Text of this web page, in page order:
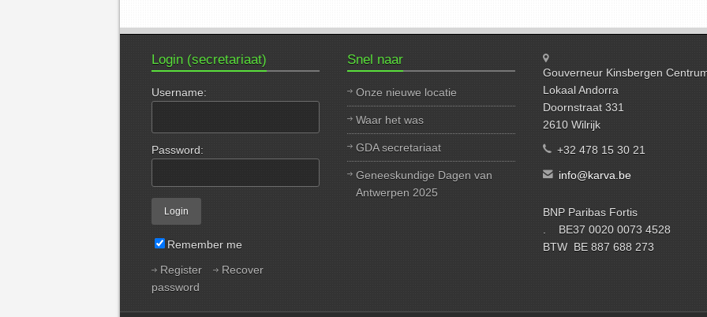
Login (secretariaat)
Username:
Password:
Remember me
Register
Recover
password
Snel naar
Onze nieuwe locatie
Waar het was
GDA secretariaat
Geneeskundige Dagen van
Antwerpen 2025
Gouverneur Kinsbergen
Lokaal Andorra
Doornstraat 331
2610 Wilrijk
+32 478 15 30 21
info@karva.be
BNP Paribas Fortis
. BE37 0020 0073 4528
BTW BE 887 688 273